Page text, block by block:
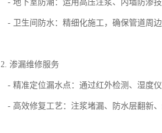
- 地下室防潮：运用高压注浆、内墙防渗
- 卫生间防水：精细化施工，确保管道周
2. 渗漏维修服务
- 精准定位漏水点：通过红外检测、湿度
- 高效修复工艺：注浆堵漏、防水层翻新